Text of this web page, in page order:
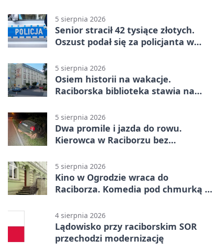
5 sierpnia 2026
Senior stracił 42 tysiące złotych.
Oszust podał się za policjanta w
5 sierpnia 2026
Osiem historii na wakacje.
Raciborska biblioteka stawia na
5 sierpnia 2026
Dwa promile i jazda do rowu.
Kierowca w Raciborzu bez
5 sierpnia 2026
Kino w Ogrodzie wraca do
Raciborza. Komedia pod chmurką w
4 sierpnia 2026
Lądowisko przy raciborskim SOR
przechodzi modernizację